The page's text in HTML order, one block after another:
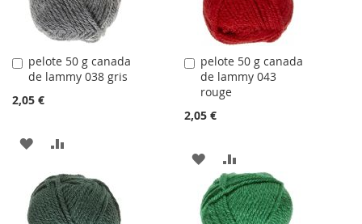
pelote 50 g canada
de lammy 038 gris
2,05 €
Ajouter
au
panier
AJOUTER
LA
COMPARATEUR
pelote 50 g canada
de lammy 043
rouge
2,05 €
Ajouter
au
panier
AJOUTER
À
LA
AU
COMPARATEUR